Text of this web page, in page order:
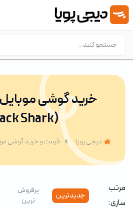
خرید گوشی
(Black Shark)
دیجی پویا قیمت و خرید گوشی
مرتب
سازی:
جدیدترین
پرفروش
ترین